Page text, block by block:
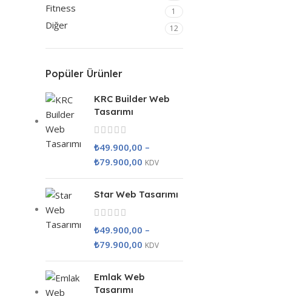
Fitness 1
Diğer 12
Popüler Ürünler
KRC Builder Web
Tasarımı
₺49.900,00 –
₺79.900,00 KDV
Star Web Tasarımı
₺49.900,00 –
₺79.900,00 KDV
Emlak Web
Tasarımı